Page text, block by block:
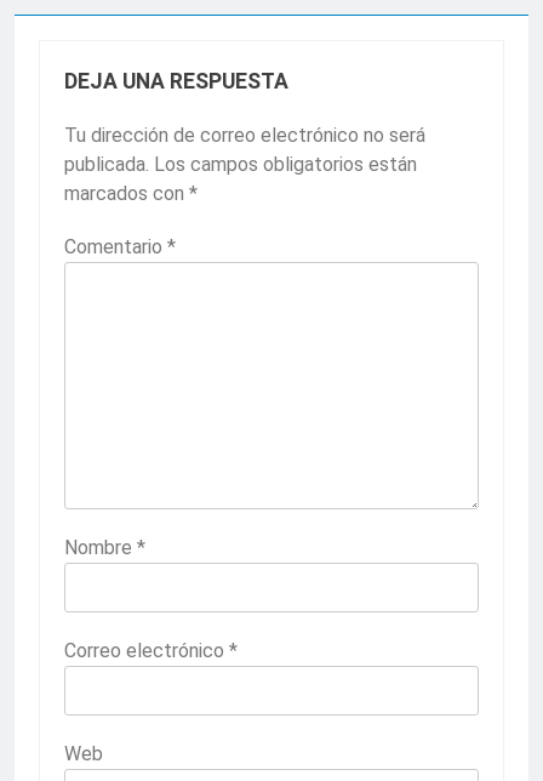
DEJA UNA RESPUESTA
Tu dirección de correo electrónico no será
publicada. Los campos obligatorios están
marcados con *
Comentario *
Nombre *
Correo electrónico *
Web